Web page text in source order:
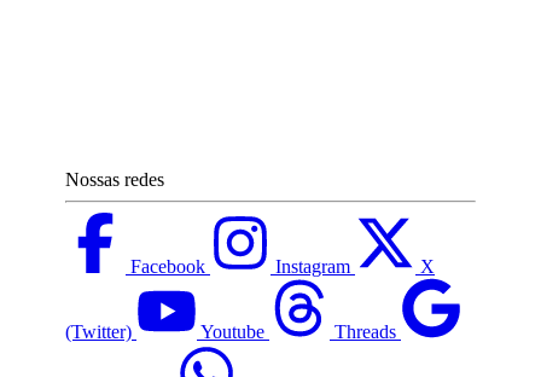
Nossas redes
Facebook Instagram X
(Twitter) Youtube Threads